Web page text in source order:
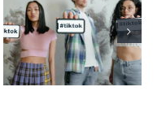
aplicaciones
de edición
de video
para crear
masterpieces